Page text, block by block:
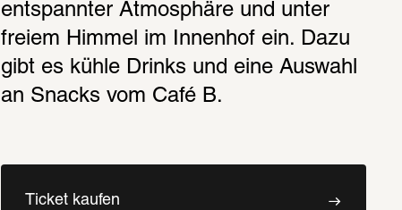
entspannter Atmosphäre und unter
freiem Himmel im Innenhof ein. Dazu
gibt es kühle Drinks und eine Auswahl
an Snacks vom Café B.
Ticket kaufen